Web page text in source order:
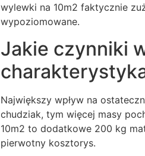
wylewki na 10m2 faktycznie
wypoziomowane.
Jakie czynniki
Największy wpływ na
chudziak, tym więcej masy
10m2 to dodatkowe 200 kg
pierwotny kosztorys.